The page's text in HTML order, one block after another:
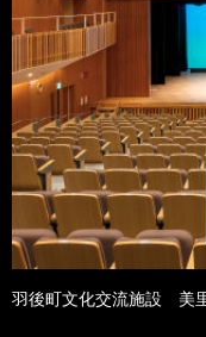
羽後町文化交流施設 美